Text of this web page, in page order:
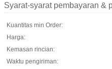
Syarat-syarat pembayaran &
Kuantitas min Order:
Harga:
Kemasan rincian:
Waktu pengiriman: